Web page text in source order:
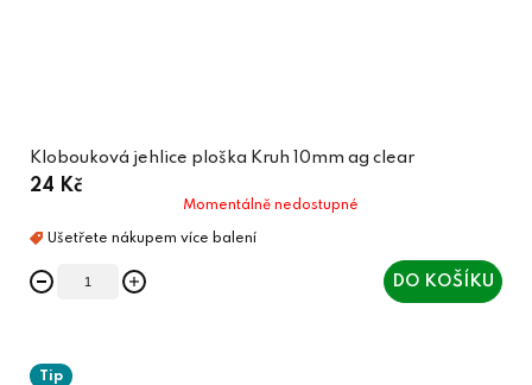
Klobouková jehlice ploška Kruh 10mm ag clear
24 Kč
Momentálně nedostupné
DO KOŠÍKU
Tip